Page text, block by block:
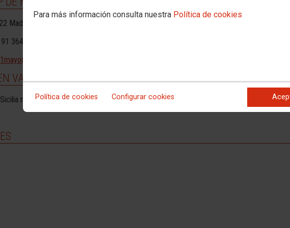
Para más información consulta nuestra Política de cookies
Política de cookies Configurar cookies
Madrid. |
364-08-38. Fax: 91 364-13-50
1mayo@1mayo.ccoo.es
VALENCIA
nº 11, bajo dcha. |Ver plano de nuestra ubicación